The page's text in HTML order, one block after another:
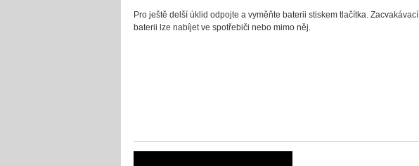
Pro ještě delší úklid odpojte a vyměňte baterii stiskem tlačítka. Zacvakávací
baterii lze nabíjet ve spotřebiči nebo mimo něj.